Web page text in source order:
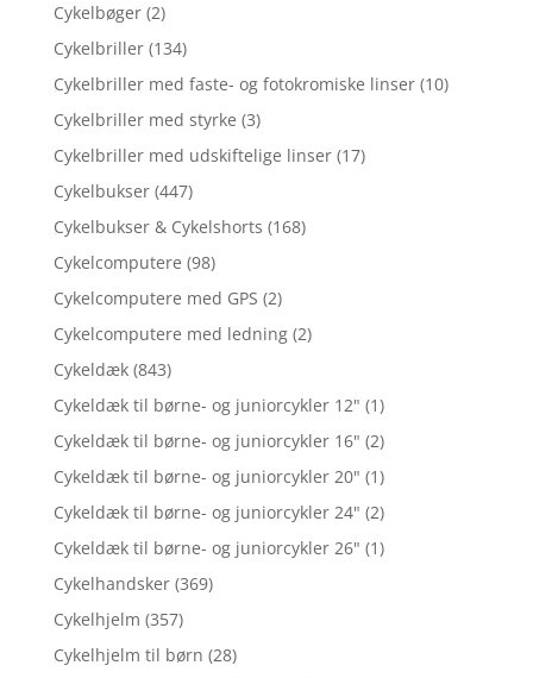
Cykelbøger (2)
Cykelbriller (134)
Cykelbriller med faste- og fotokromiske linser (10)
Cykelbriller med styrke (3)
Cykelbriller med udskiftelige linser (17)
Cykelbukser (447)
Cykelbukser & Cykelshorts (168)
Cykelcomputere (98)
Cykelcomputere med GPS (2)
Cykelcomputere med ledning (2)
Cykeldæk (843)
Cykeldæk til børne- og juniorcykler 12" (1)
Cykeldæk til børne- og juniorcykler 16" (2)
Cykeldæk til børne- og juniorcykler 20" (1)
Cykeldæk til børne- og juniorcykler 24" (2)
Cykeldæk til børne- og juniorcykler 26" (1)
Cykelhandsker (369)
Cykelhjelm (357)
Cykelhjelm til børn (28)